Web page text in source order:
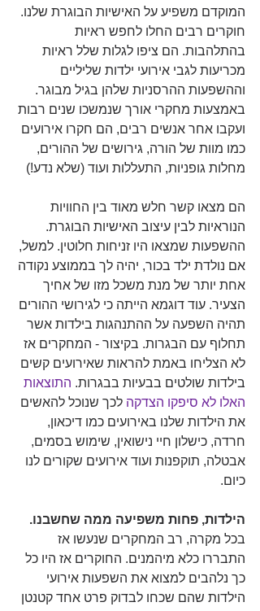
המוקדם משפיע על האישיות הבוגרת שלנו.
חוקרים רבים החלו לחפש ראיות
בהתלהבות. הם ציפו לגלות שלל ראיות
מכריעות לגבי אירועי ילדות שליליים
וההשפעות ההרסניות שלהן בגיל מבוגר.
באמצעות מחקרי אורך שנמשכו שנים רבות
ועקבו אחר אנשים רבים, הם חקרו אירועים
כמו מוות של הורה, גירושים של ההורים,
מחלות גופניות, התעללות ועוד (שלא נדע!)
הם מצאו קשר חלש מאוד בין החוויות
הנוראיות לבין עיצוב האישיות הבוגרת.
ההשפעות שמצאו היו זניחות חלוטין. למשל,
אם נולדת ילד בכור, יהיה לך בממוצע נקודה
אחת יותר של מנת משכל מזו של אחיך
הצעיר. עוד דוגמא הייתה כי לגירושי ההורים
תהיה השפעה על ההתנהגות בילדות אשר
תחלוף עם הבגרות. בקיצור - המחקרים אז
לא הצליחו באמת להראות שאירועים קשים
בילדות שולטים בבעיות בבגרות. התוצאות
האלו לא סיפקו הצדקה לכך שנוכל להאשים
את הילדות שלנו באירועים כמו דיכאון,
חרדה, כישלון חיי נישואין, שימוש בסמים,
אבטלה, תוקפנות ועוד אירועים שקורים לנו
כיום.
הילדות, פחות משפיעה ממה שחשבנו.
בכל מקרה, רב המחקרים שנעשו אז
התבררו כלא מיהמנים. החוקרים אז היו כל
כך נלהבים למצוא את השפעות אירועי
הילדות שהם שכחו לבדוק פרט אחד קטנטן